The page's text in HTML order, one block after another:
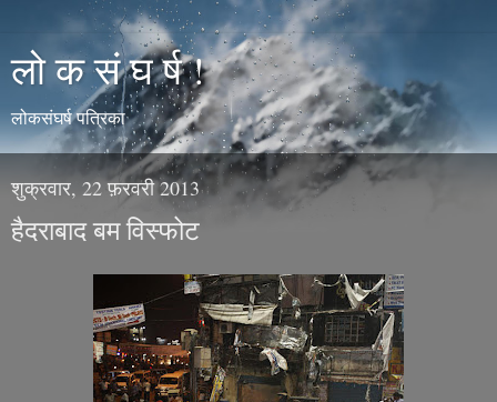
लो क सं घ र्ष !
लोकसंघर्ष पत्रिका
शुक्रवार, 22 फ़रवरी 2013
हैदराबाद बम विस्फोट